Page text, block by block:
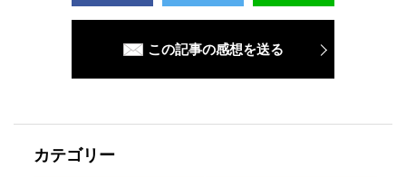
この記事の感想を送る
カテゴリー